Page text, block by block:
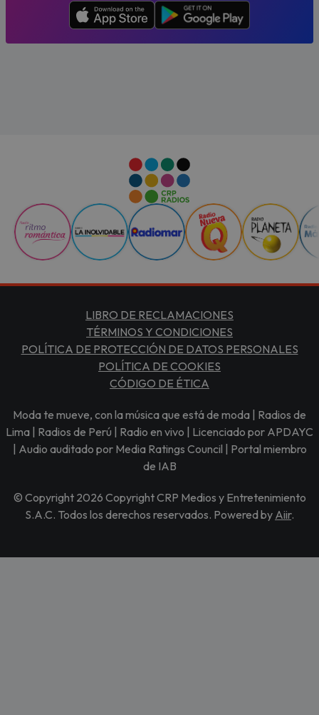
LIBRO DE RECLAMACIONES
TÉRMINOS Y CONDICIONES
POLÍTICA DE PROTECCIÓN DE DATOS PERSONALES
POLÍTICA DE COOKIES
CÓDIGO DE ÉTICA
Moda te mueve, con la música que está de moda | Radios de
Lima | Radios de Perú | Radio en vivo | Licenciado por APDAYC
| Audio auditado por Media Ratings Council | Portal miembro
de IAB
© Copyright 2026 Copyright CRP Medios y Entretenimiento
S.A.C. Todos los derechos reservados. Powered by Aiir.